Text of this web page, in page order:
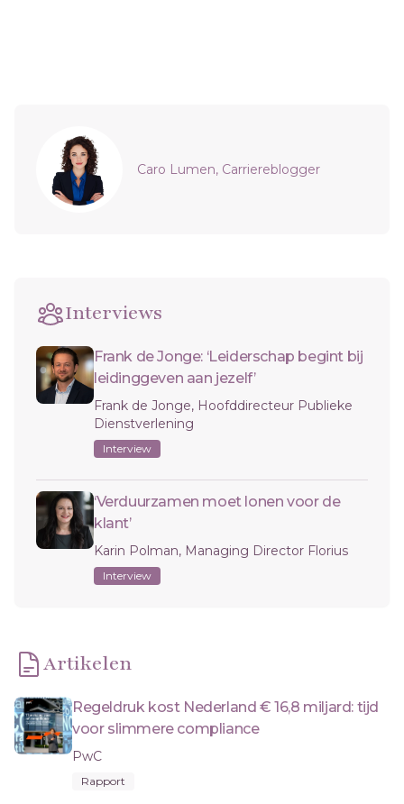
Sidebar
Caro Lumen, Carriereblogger
Interviews
Frank de Jonge: ‘Leiderschap begint bij
leidinggeven aan jezelf’
Frank de Jonge, Hoofddirecteur Publieke
Dienstverlening
Interview
‘Verduurzamen moet lonen voor de
klant’
Karin Polman, Managing Director Florius
Interview
Artikelen
Regeldruk kost Nederland € 16,8 miljard: tijd
voor slimmere compliance
PwC
Rapport